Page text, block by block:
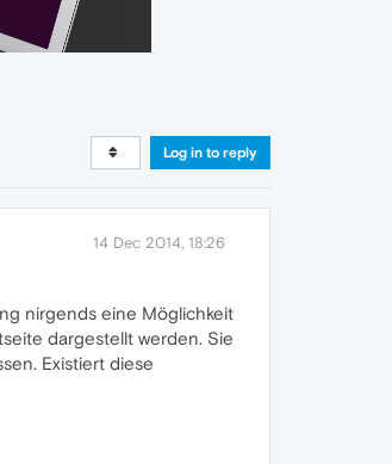
Log in to reply
14 Dec 2014, 18:26
nirgends eine Möglichkeit
dargestellt werden. Sie
Existiert diese